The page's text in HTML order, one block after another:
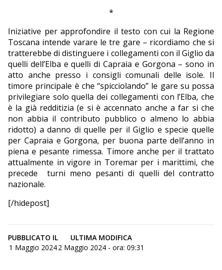
*
Iniziative per approfondire il testo con cui la Regione
Toscana intende varare le tre gare – ricordiamo che si
tratterebbe di distinguere i collegamenti con il Giglio da
quelli dell’Elba e quelli di Capraia e Gorgona – sono in
atto anche presso i consigli comunali delle isole. Il
timore principale è che “spicciolando” le gare su possa
privilegiare solo quella dei collegamenti con l’Elba, che
è la già redditizia (e si è accennato anche a far si che
non abbia il contributo pubblico o almeno lo abbia
ridotto) a danno di quelle per il Giglio e specie quelle
per Capraia e Gorgona, per buona parte dell’anno in
piena e pesante rimessa. Timore anche per il trattato
attualmente in vigore in Toremar per i marittimi, che
precede turni meno pesanti di quelli del contratto
nazionale.
[/hidepost]
PUBBLICATO IL
1 Maggio 2024
ULTIMA MODIFICA
2 Maggio 2024 - ora: 09:31